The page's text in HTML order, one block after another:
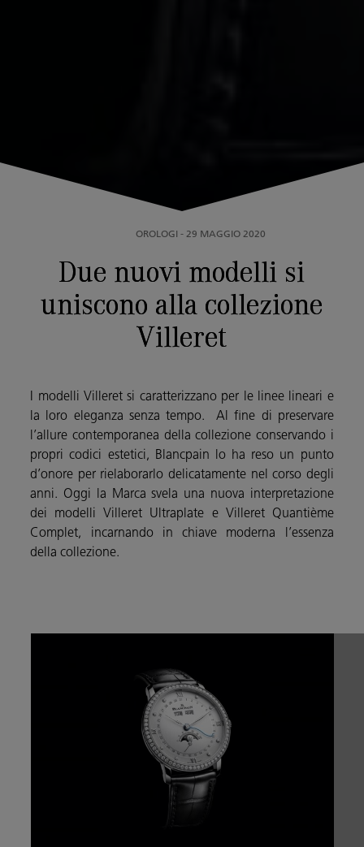
OROLOGI - 29 MAGGIO 2020
Due nuovi modelli si
uniscono alla collezione
Villeret
I modelli Villeret si caratterizzano per le linee lineari e
la loro eleganza senza tempo. Al fine di preservare
l’allure contemporanea della collezione conservando i
propri codici estetici, Blancpain lo ha reso un punto
d’onore per rielaborarlo delicatamente nel corso degli
anni. Oggi la Marca svela una nuova interpretazione
dei modelli Villeret Ultraplate e Villeret Quantième
Complet, incarnando in chiave moderna l’essenza
della collezione.